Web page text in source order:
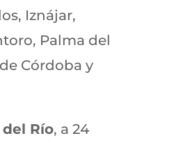
Iznájar,
Palma del
Córdoba y
Río, a 24